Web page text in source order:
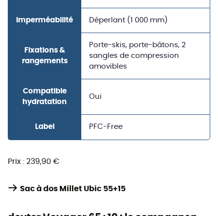
Imperméabilité Déperlant (1 000 mm)
Fixations &
rangements
Porte-skis, porte-bâtons, 2
sangles de compression
amovibles
Compatible
hydratation
Oui
Label PFC-Free
Prix : 239,90 €
Sac à dos Millet Ubic 55+15